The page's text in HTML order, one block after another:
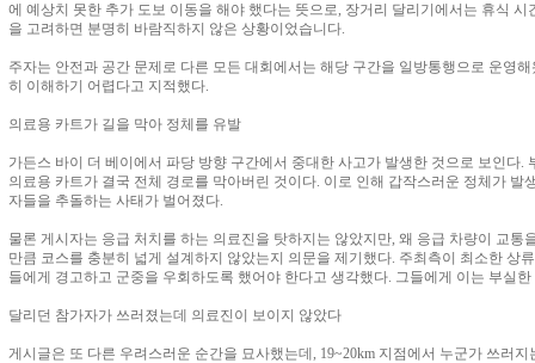
에 예상치 못한 추가 도보 이동을 해야 했다는 뜻으로, 장거리 달리기에서는 휴식 시
을 고려하면 분명히 바람직하지 않은 상황이었습니다.
주자는 안전과 공간 문제로 다른 모든 대회에서는 해당 구간을 일방통행으로 운영
히 이해하기 어렵다고 지적했다.
의료용 카트가 길을 막아 정체를 유발
가든스 바이 더 베이에서 파당 방향 구간에서 중대한 사고가 발생한 것으로 보인다.
의료용 카트가 결국 전체 경로를 막아버린 것이다. 이로 인해 갑작스러운 정체가 발
자들을 추돌하는 사태가 벌어졌다.
물론 게시자는 응급 처치를 하는 의료진을 탓하지는 않았지만, 왜 응급 차량이 교통
만큼 코스를 충분히 넓게 설계하지 않았는지 의문을 제기했다. 주최측이 최소한 상
들에게 경고하고 군중을 우회하도록 했어야 한다고 생각했다. 그들에게 이는 부실
달리던 참가자가 쓰러졌는데 의료진이 보이지 않았다
게시글은 또 다른 우려스러운 순간을 묘사했는데, 19~20km 지점에서 누군가 쓰러